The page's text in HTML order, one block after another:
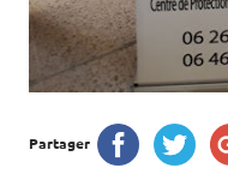
Partager